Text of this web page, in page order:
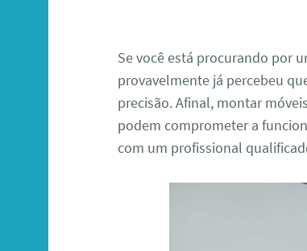
Se você está procurando por
provavelmente já percebeu
precisão. Afinal, montar
podem comprometer a
com um profissional